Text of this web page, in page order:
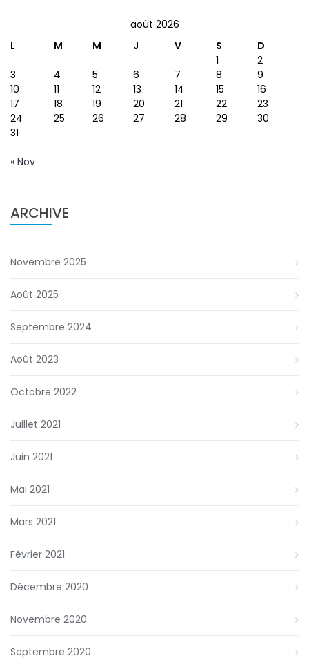
août 2026
L
M M J V S
D
1
2
3
4 5 6 7 8
9
10
11 12 13 14 15
16
17
18 19 20 21 22
23
24
25 26 27 28 29
30
31
« Nov
ARCHIVE
Novembre 2025
Août 2025
Septembre 2024
Août 2023
Octobre 2022
Juillet 2021
Juin 2021
Mai 2021
Mars 2021
Février 2021
Décembre 2020
Novembre 2020
Septembre 2020